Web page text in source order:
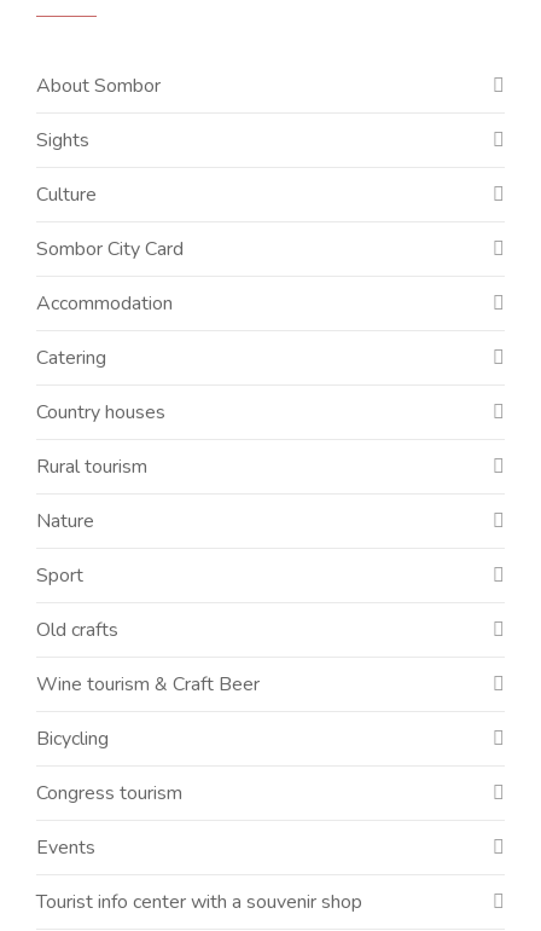
About Sombor
Sights
Culture
Sombor City Card
Accommodation
Catering
Country houses
Rural tourism
Nature
Sport
Old crafts
Wine tourism & Craft Beer
Bicycling
Congress tourism
Events
Tourist info center with a souvenir shop